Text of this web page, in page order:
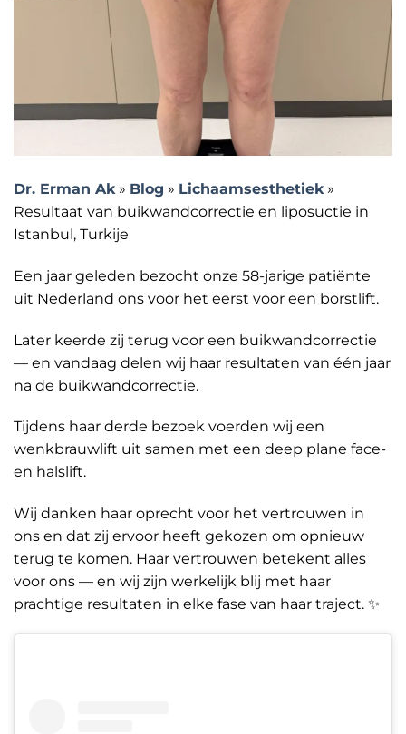
Dr. Erman Ak» Blog » Lichaamsesthetiek»
Resultaat van buikwandcorrectie en liposuctie in
Istanbul, Turkije
Een jaar geleden bezocht onze 58-jarige patiënte
uit Nederland ons voor het eerst voor een borstlift.
Later keerde zij terug voor een buikwandcorrectie
— en vandaag delen wij haar resultaten van één jaar
na de buikwandcorrectie.
Tijdens haar derde bezoek voerden wij een
wenkbrauwlift uit samen met een deep plane face-
en halslift.
Wij danken haar oprecht voor het vertrouwen in
ons en dat zij ervoor heeft gekozen om opnieuw
terug te komen. Haar vertrouwen betekent alles
voor ons — en wij zijn werkelijk blij met haar
prachtige resultaten in elke fase van haar traject. ✨